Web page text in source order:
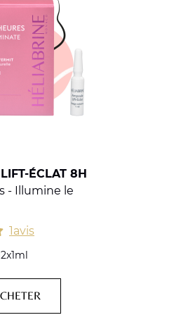
ÉCLAT 8H
- Illumine le
1avis